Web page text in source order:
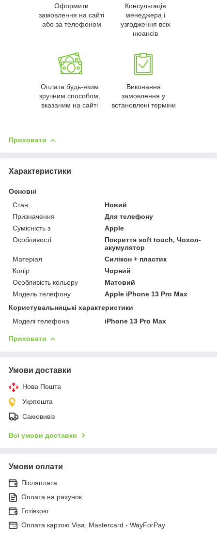
Оформити
замовлення на сайті
або за телефоном
Консультація
менеджера і
узгодження всіх
нюансів
Оплата будь-яким
зручним способом,
вказаним на сайті
Виконання
замовлення у
встановлені терміни
Приховати
Характеристики
Основні
Стан
Новий
Призначення
Для телефону
Сумісність з
Apple
Особливості
Покриття soft touch, Чохол-
акумулятор
Матеріал
Силікон + пластик
Колір
Чорний
Особливість кольору
Матовий
Модель телефону
Apple iPhone 13 Pro Max
Користувальницькі характеристики
Моделі телефона
iPhone 13 Pro Max
Приховати
Умови доставки
Нова Пошта
Укрпошта
Самовивіз
Всі умови доставки
Умови оплати
Післяплата
Оплата на рахунок
Готівкою
Оплата картою Visa, Mastercard - WayForPay